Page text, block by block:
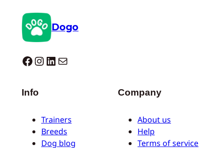
Dogo
Dogo facebook InstagramLinkedIn E-mail
Info
Trainers
Breeds
Dog blog
Company
About us
Help
Terms of service